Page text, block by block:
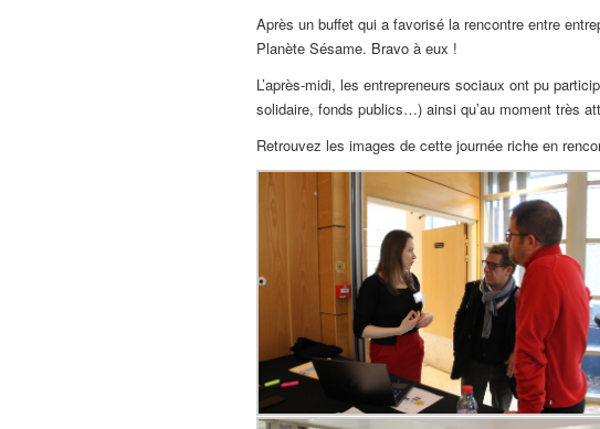
Après un buffet qui a favorisé la rencontre entre
Planète Sésame. Bravo à eux !
L’après-midi, les entrepreneurs sociaux ont pu
solidaire, fonds publics…) ainsi qu’au moment très
Retrouvez les images de cette journée riche en